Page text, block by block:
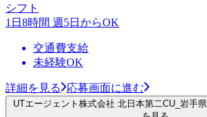
シフト
1日8時間 週5日からOK
交通費支給
未経験OK
詳細を見る 応募画面に進む
UTエージェント株式会社 北日本第二CU_岩手